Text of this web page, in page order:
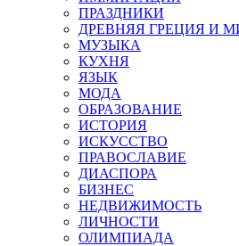
ПРАЗДНИКИ
ДРЕВНЯЯ ГРЕЦИЯ И
МУЗЫКА
КУХНЯ
ЯЗЫК
МОДА
ОБРАЗОВАНИЕ
ИСТОРИЯ
ИСКУССТВО
ПРАВОСЛАВИЕ
ДИАСПОРА
БИЗНЕС
НЕДВИЖИМОСТЬ
ЛИЧНОСТИ
ОЛИМПИАДА